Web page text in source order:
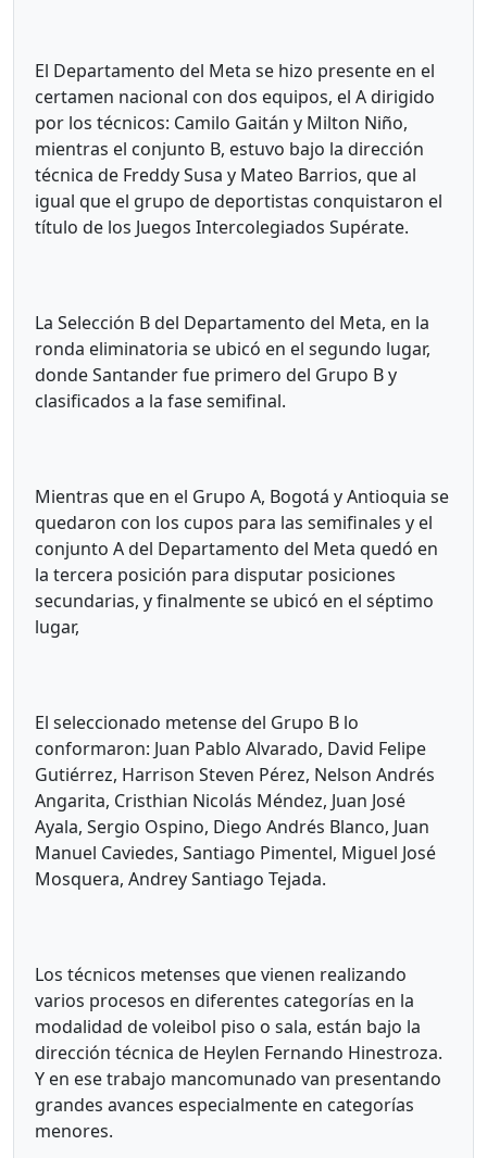
El Departamento del Meta se hizo presente en el
certamen nacional con dos equipos, el A dirigido
por los técnicos: Camilo Gaitán y Milton Niño,
mientras el conjunto B, estuvo bajo la dirección
técnica de Freddy Susa y Mateo Barrios, que al
igual que el grupo de deportistas conquistaron el
título de los Juegos Intercolegiados Supérate.
La Selección B del Departamento del Meta, en la
ronda eliminatoria se ubicó en el segundo lugar,
donde Santander fue primero del Grupo B y
clasificados a la fase semifinal.
Mientras que en el Grupo A, Bogotá y Antioquia se
quedaron con los cupos para las semifinales y el
conjunto A del Departamento del Meta quedó en
la tercera posición para disputar posiciones
secundarias, y finalmente se ubicó en el séptimo
lugar,
El seleccionado metense del Grupo B lo
conformaron: Juan Pablo Alvarado, David Felipe
Gutiérrez, Harrison Steven Pérez, Nelson Andrés
Angarita, Cristhian Nicolás Méndez, Juan José
Ayala, Sergio Ospino, Diego Andrés Blanco, Juan
Manuel Caviedes, Santiago Pimentel, Miguel José
Mosquera, Andrey Santiago Tejada.
Los técnicos metenses que vienen realizando
varios procesos en diferentes categorías en la
modalidad de voleibol piso o sala, están bajo la
dirección técnica de Heylen Fernando Hinestroza.
Y en ese trabajo mancomunado van presentando
grandes avances especialmente en categorías
menores.